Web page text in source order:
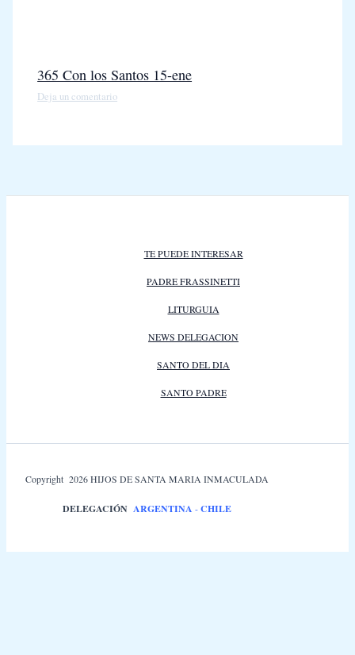
365 Con los Santos 15-ene
Deja un comentario
TE PUEDE INTERESAR
PADRE FRASSINETTI
LITURGUIA
NEWS DELEGACION
SANTO DEL DIA
SANTO PADRE
Copyright 2026 HIJOS DE SANTA MARIA INMACULADA
DELEGACIÓN ARGENTINA -CHILE